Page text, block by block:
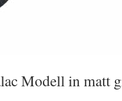
Modell in matt